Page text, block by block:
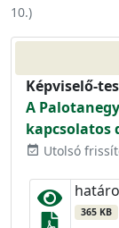
10.)
Képviselő-
A
kapcsolatos
event_available Utolsó
365 KB